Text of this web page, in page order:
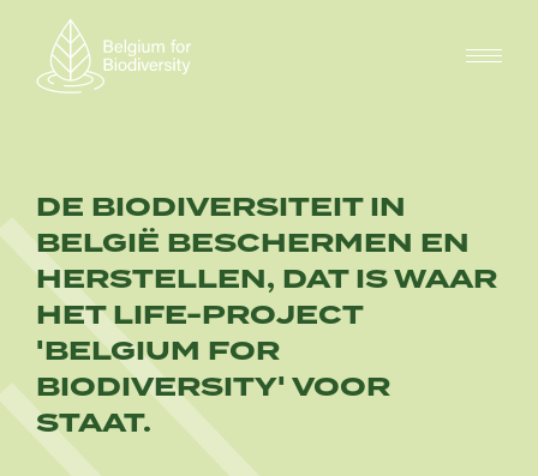
inhoud
DE BIODIVERSITEIT IN
BELGIË BESCHERMEN EN
HERSTELLEN, DAT IS WAAR
HET LIFE-PROJECT
'BELGIUM FOR
BIODIVERSITY' VOOR
STAAT.